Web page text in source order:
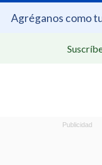
Agréganos como